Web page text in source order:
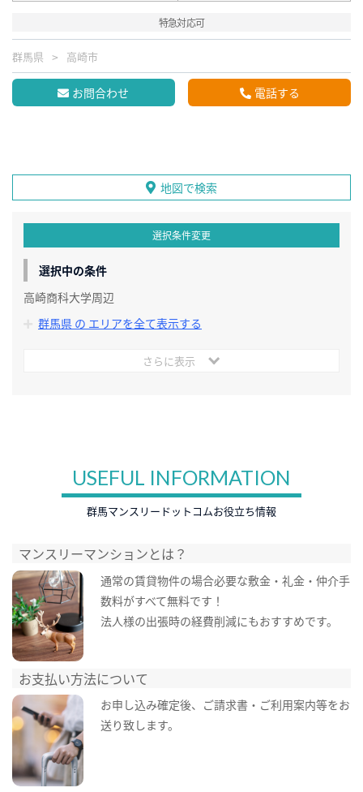
特急対応可
群馬県 高崎市
お問合わせ 電話する
地図で検索
選択条件変更
選択中の条件
高崎商科大学周辺
群馬県 の エリアを全て表示する
さらに表示
USEFUL INFORMATION
群馬マンスリードットコムお役立ち情報
マンスリーマンションとは？
通常の賃貸物件の場合必要な敷金・礼金・仲介手
数料がすべて無料です！
法人様の出張時の経費削減にもおすすめです。
お支払い方法について
お申し込み確定後、ご請求書・ご利用案内等をお
送り致します。